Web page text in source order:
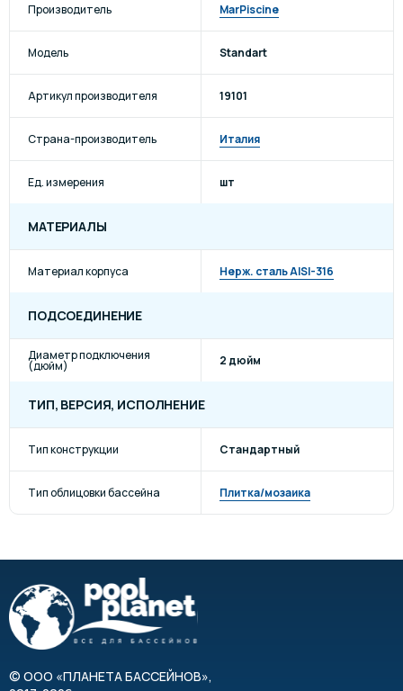
Производитель MarPiscine
Модель Standart
Артикул производителя 19101
Страна-производитель Италия
Ед. измерения шт
МАТЕРИАЛЫ
Материал корпуса Нерж. сталь AISI-316
ПОДСОЕДИНЕНИЕ
Диаметр подключения
(дюйм) 2 дюйм
ТИП, ВЕРСИЯ, ИСПОЛНЕНИЕ
Тип конструкции Стандартный
Тип облицовки бассейна Плитка/мозаика
© ООО «ПЛАНЕТА БАССЕЙНОВ»,